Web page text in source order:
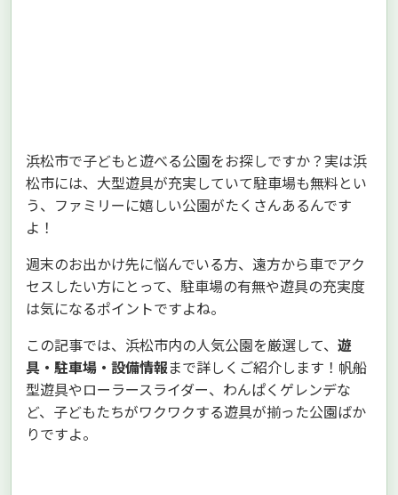
浜松市で子どもと遊べる公園をお探しですか？実は浜
松市には、大型遊具が充実していて駐車場も無料とい
う、ファミリーに嬉しい公園がたくさんあるんです
よ！
週末のお出かけ先に悩んでいる方、遠方から車でアク
セスしたい方にとって、駐車場の有無や遊具の充実度
は気になるポイントですよね。
この記事では、浜松市内の人気公園を厳選して、 遊
具・駐車場・設備情報まで詳しくご紹介します！帆船
型遊具やローラースライダー、わんぱくゲレンデな
ど、子どもたちがワクワクする遊具が揃った公園ばか
りですよ。